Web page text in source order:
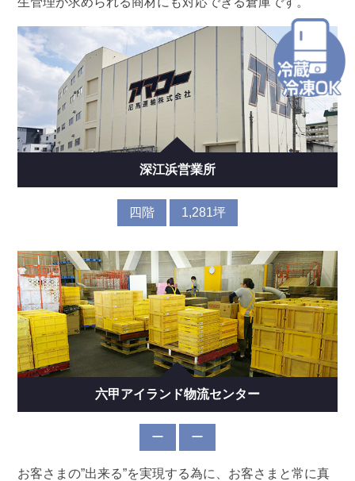
深江浜営業所
四階 1,281坪
六甲アイランド物流センター
ー ー
お客さまの”出来る”を実現する為に、お客さまと常に真